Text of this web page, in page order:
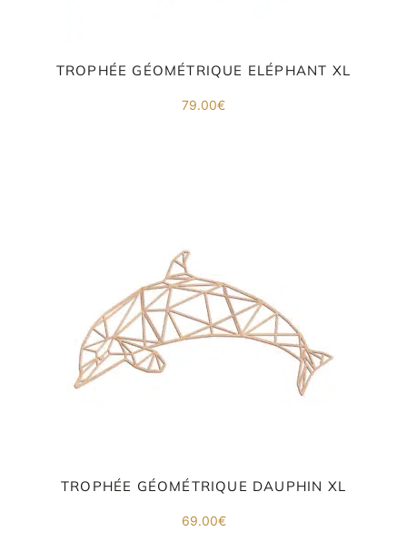
TROPHÉE GÉOMÉTRIQUE ELÉPHANT XL
79.00€
TROPHÉE GÉOMÉTRIQUE DAUPHIN XL
69.00€